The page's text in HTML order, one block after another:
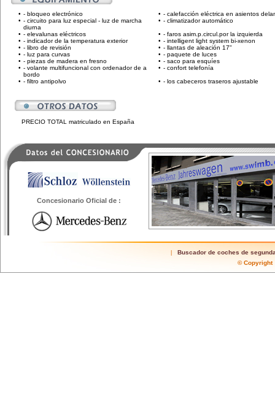
• - bloqueo electrónico • - calefacción eléctrica en asientos
• - circuito para luz especial - luz de marcha
diurna
• - climatizador automático
• - elevalunas eléctricos • - faros asim.p.circul.por la izquierda
• - indicador de la temperatura exterior • - intelligent light system bi-xenon
• - libro de revisión • - llantas de aleación 17"
• - luz para curvas • - paquete de luces
• - piezas de madera en fresno • - saco para esquíes
• - volante multifuncional con ordenador de a
bordo
• - confort telefonía
• - filtro antipolvo • - los cabeceros traseros ajustable
PRECIO TOTAL matriculado en España
Concesionario Oficial de :
Buscador de coches de
©